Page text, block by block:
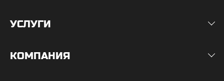
УСЛУГИ
КОМПАНИЯ